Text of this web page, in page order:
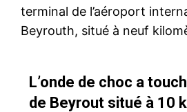
terminal de l’aéroport
Beyrouth, situé à neuf
L’onde de choc a
de Beyrout situé à 10